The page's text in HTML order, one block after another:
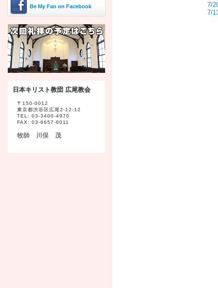
7/
7/
Be My Fan on Facebook
日本キリスト教団 広尾教会
〒150-0012
東京都渋谷区広尾2-12-12
TEL: 03-3400-4970
FAX: 03-6657-6011
牧師 川俣 茂